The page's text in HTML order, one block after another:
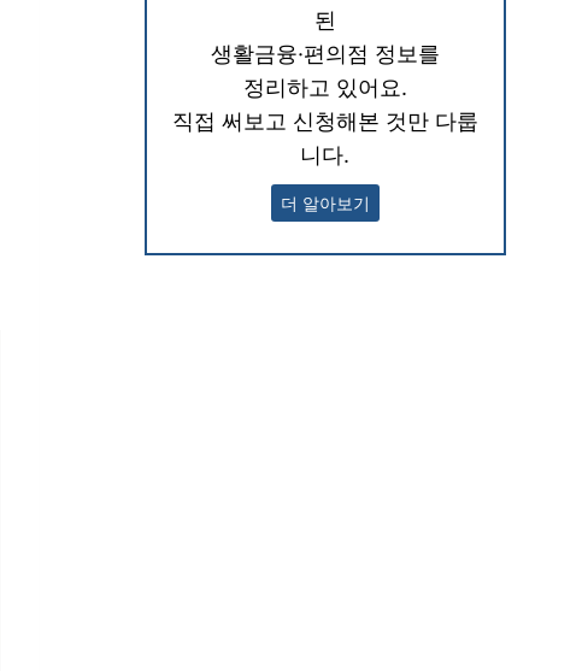
된
생활금융·편의점 정보를
정리하고 있어요.
직접 써보고 신청해본 것만 다룹
니다.
더 알아보기